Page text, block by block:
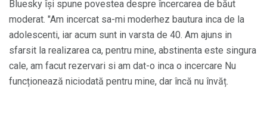
Bluesky își spune povestea despre încercarea de băut
moderat. "Am incercat sa-mi moderhez bautura inca de la
adolescenti, iar acum sunt in varsta de 40. Am ajuns in
sfarsit la realizarea ca, pentru mine, abstinenta este singura
cale, am facut rezervari si am dat-o inca o incercare Nu
funcționează niciodată pentru mine, dar încă nu învăț.